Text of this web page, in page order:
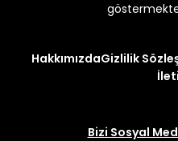
HakkımızdaGizlilik
Bizi Sosyal